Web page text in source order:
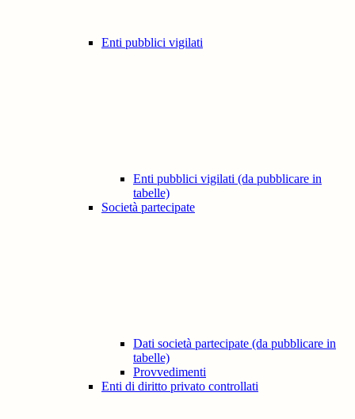
Enti pubblici vigilati
Enti pubblici vigilati (da pubblicare in
tabelle)
Società partecipate
Dati società partecipate (da pubblicare in
tabelle)
Provvedimenti
Enti di diritto privato controllati